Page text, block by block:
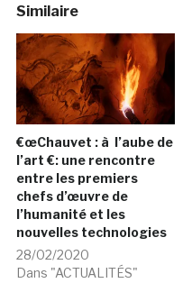
Similaire
€œChauvet : à l’aube de
l’art €: une rencontre
entre les premiers
chefs d’œuvre de
l’humanité et les
nouvelles technologies
28/02/2020
Dans "ACTUALITÉS"